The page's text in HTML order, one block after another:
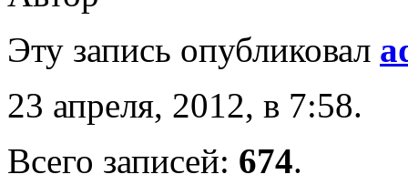
Эту запись опубликовал
23 апреля, 2012, в 7:58.
Всего записей: 674.